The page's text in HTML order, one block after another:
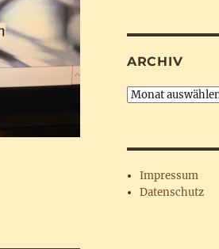
ARCHIV
Archiv
Impressum
Datenschutz